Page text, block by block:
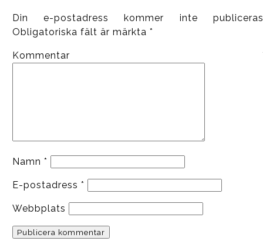
Din e-postadress kommer inte
Obligatoriska fält är märkta *
Kommentar
Namn *
E-postadress *
Webbplats